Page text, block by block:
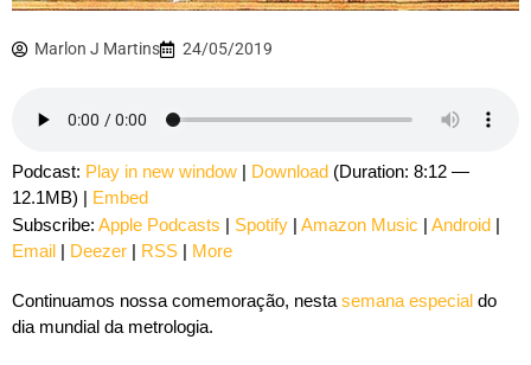
Marlon J Martins 24/05/2019
Podcast: Play in new window | Download (Duration: 8:12 —
12.1MB) | Embed
Subscribe: Apple Podcasts | Spotify | Amazon Music | Android |
Email | Deezer | RSS | More
Continuamos nossa comemoração, nesta semana especial do
dia mundial da metrologia.